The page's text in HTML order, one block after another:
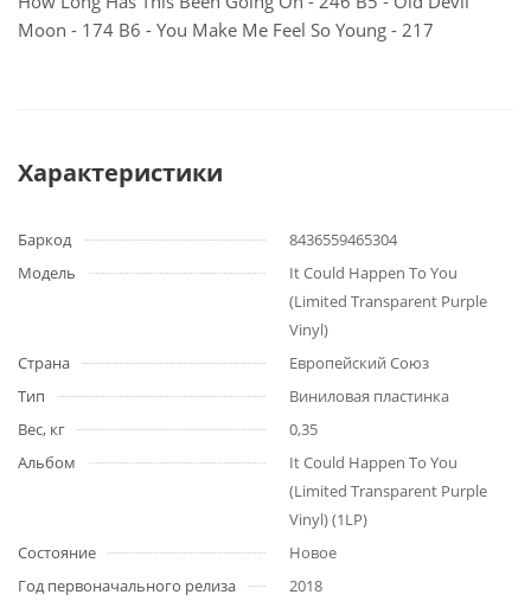
Moon - 174 B6 - You Make Me Feel So Young - 217
Характеристики
Баркод
8436559465304
Модель
It Could Happen To You
(Limited Transparent Purple
Vinyl)
Страна
Европейский Союз
Тип
Виниловая пластинка
Вес, кг
0,35
Альбом
It Could Happen To You
(Limited Transparent Purple
Vinyl) (1LP)
Состояние
Новое
Год первоначального релиза
2018